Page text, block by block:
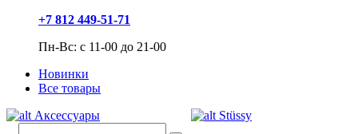
+7 812 449-51-71
Пн-Вс: с 11-00 до 21-00
Новинки
Все товары
Аксессуары
Stüssy